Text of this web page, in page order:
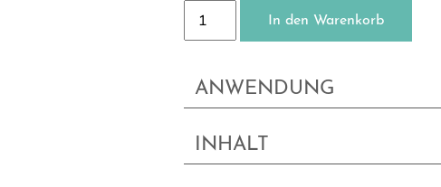
Mascara Basic Menge
In den Warenkorb
ANWENDUNG
INHALT